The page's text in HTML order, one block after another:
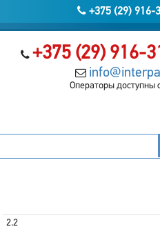
+375 (29) 916-
+375 (29) 916-
Операторы доступны
2.2